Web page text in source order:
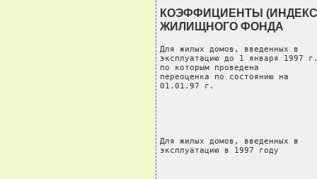
КОЭФФИЦИЕНТЫ
ЖИЛИЩНОГО ФОНДА
Для жилых домов, введенных в
эксплуатацию до 1 января 1997
по которым проведена
переоценка по состоянию на
01.01.97 г.
Для жилых домов, введенных в
эксплуатацию в 1997 году